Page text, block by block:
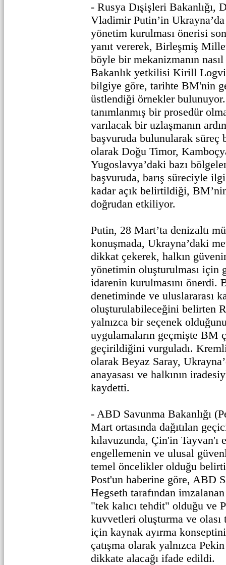
- Rusya Dışişleri Bakanlığı,
Vladimir Putin’in
yönetim kurulması önerisi
yanıt vererek, Birleşmiş
böyle bir mekanizmanın
Bakanlık yetkilisi Kirill
bilgiye göre, tarihte BM'nin
üstlendiği örnekler
tanımlanmış bir prosedür
varılacak bir uzlaşmanın
başvuruda bulunularak süreç
olarak Doğu Timor,
Yugoslavya’daki bazı
başvuruda, barış süreciyle
kadar açık belirtildiği,
doğrudan etkiliyor.
Putin, 28 Mart’ta denizaltı
konuşmada, Ukrayna’daki
dikkat çekerek, halkın
yönetimin oluşturulması için
idarenin kurulmasını önerdi.
denetiminde ve uluslararası
oluşturulabileceğini belirten
yalnızca bir seçenek
uygulamaların geçmişte BM
geçirildiğini vurguladı.
olarak Beyaz Saray,
anayasası ve halkının
kaydetti.
- ABD Savunma Bakanlığı
Mart ortasında dağıtılan
kılavuzunda, Çin'in Tayvan'ı
engellemenin ve ulusal
temel öncelikler olduğu
Post'un haberine göre, ABD
Hegseth tarafından
"tek kalıcı tehdit" olduğu ve
kuvvetleri oluşturma ve
için kaynak ayırma
çatışma olarak yalnızca
dikkate alacağı ifade edildi.